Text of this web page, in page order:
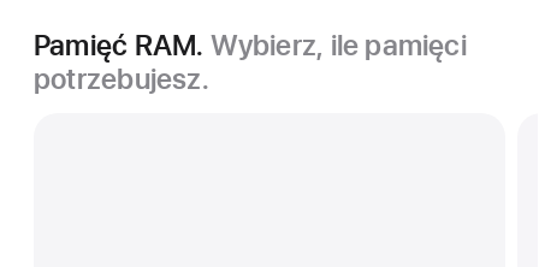
Pamięć RAM. Wybierz, ile pamięci
potrzebujesz.